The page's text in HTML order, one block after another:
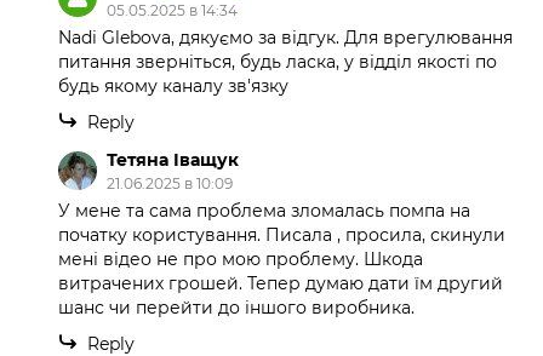
05.05.2025 в 14:34
Nadi Glebova, дякуємо за відгук. Для врегулювання
питання зверніться, будь ласка, у відділ якості по
будь якому каналу зв'язку
Reply
Тетяна Іващук
21.06.2025 в 10:09
У мене та сама проблема зломалась помпа на
початку користування. Писала , просила, скинули
мені відео не про мою проблему. Шкода
витрачених грошей. Тепер думаю дати їм другий
шанс чи перейти до іншого виробника.
Reply